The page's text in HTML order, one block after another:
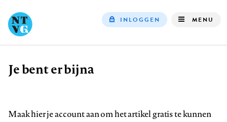
INLOGGEN MENU
Kruimelpad
Je bent er bijna
Maak hier je account aan om het artikel gratis te kunnen